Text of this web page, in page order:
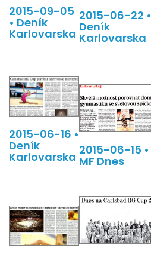
2015-09-05
• Deník
Karlovarska
2015-06-22 •
Deník
Karlovarska
2015-06-16 •
Deník
Karlovarska 2015-06-15 •
MF Dnes